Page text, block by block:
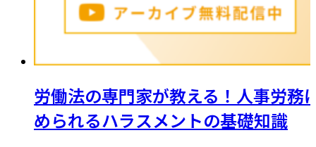
労働法の専門家が教える！人事労務
められるハラスメントの基礎知識